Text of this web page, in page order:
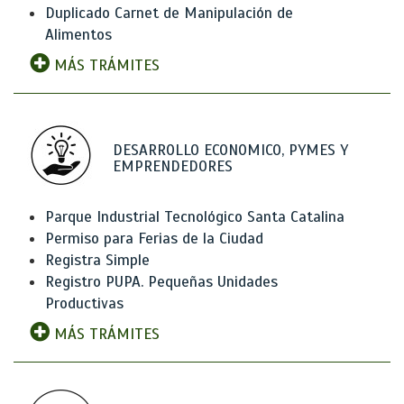
Duplicado Carnet de Manipulación de
Alimentos
MÁS TRÁMITES
DESARROLLO ECONOMICO, PYMES Y
EMPRENDEDORES
Parque Industrial Tecnológico Santa Catalina
Permiso para Ferias de la Ciudad
Registra Simple
Registro PUPA. Pequeñas Unidades
Productivas
MÁS TRÁMITES